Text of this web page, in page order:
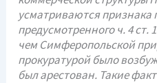
усматриваются признака
предусмотренного ч. 4 ст.
чем Симферопольской
прокуратурой было
был арестован. Такие